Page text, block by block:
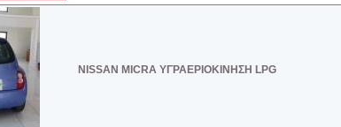
NISSAN MICRA ΥΓΡΑΕΡΙΟΚΙΝΗΣΗ LPG